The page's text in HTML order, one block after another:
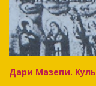
Дари Мазепи.